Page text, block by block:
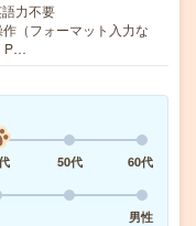
力不要
（フォーマット入力な
P…
50代
60代
男性